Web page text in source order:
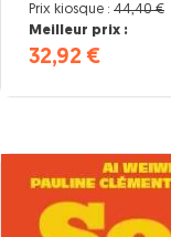
Prix kiosque : 44,40 €
Meilleur prix :
32,92 €